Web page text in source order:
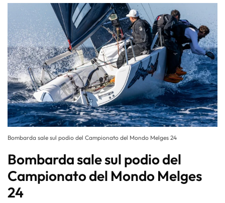
Bombarda sale sul podio del Campionato del Mondo Melges 24
Bombarda sale sul podio del
Campionato del Mondo Melges
24